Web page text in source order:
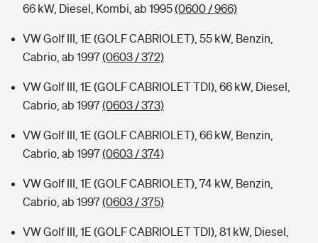
66 kW, Diesel, Kombi, ab 1995(0600 / 966)
VW Golf III, 1E (GOLF CABRIOLET), 55 kW, Benzin,
Cabrio, ab 1997(0603 / 372)
VW Golf III, 1E (GOLF CABRIOLET TDI), 66 kW, Diesel,
Cabrio, ab 1997(0603 / 373)
VW Golf III, 1E (GOLF CABRIOLET), 66 kW, Benzin,
Cabrio, ab 1997(0603 / 374)
VW Golf III, 1E (GOLF CABRIOLET), 74 kW, Benzin,
Cabrio, ab 1997(0603 / 375)
VW Golf III, 1E (GOLF CABRIOLET TDI), 81 kW, Diesel,